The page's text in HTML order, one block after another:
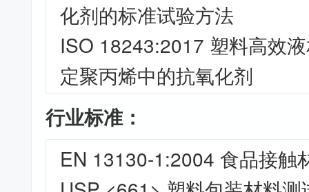
化剂的标准试验方法
ISO 18243:2017 塑料高效
定聚丙烯中的抗氧化剂
行业标准：
EN 13130-1:2004 食品接触